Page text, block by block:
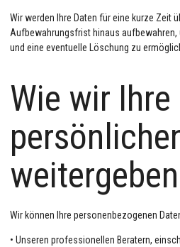
Wir werden Ihre Daten für eine kurze Zeit
Aufbewahrungsfrist hinaus aufbewahren,
und eine eventuelle Löschung zu
Wie wir Ihre
Wir können Ihre personenbezogenen
• Unseren professionellen Beratern,